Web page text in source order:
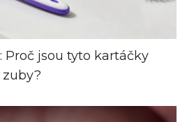
Proč jsou tyto kartáčky